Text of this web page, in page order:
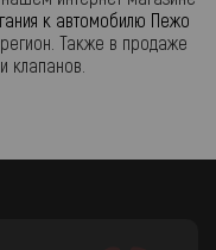
к автомобилю Пежо
Также в продаже
клапанов.